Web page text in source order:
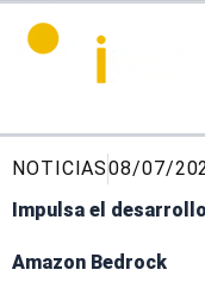
NOTICIAS08/07/
Impulsa el
Amazon Bedrock